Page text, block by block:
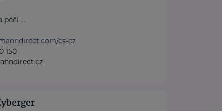
péči ...
cs-cz
150